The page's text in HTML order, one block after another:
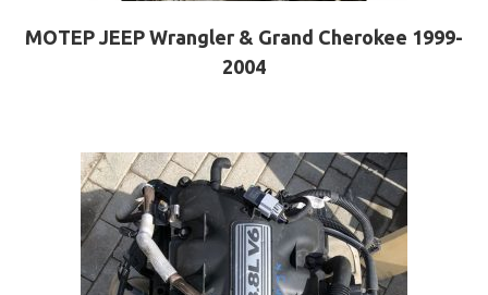
ΜΟΤΕΡ JEEP Wrangler & Grand Cherokee 1999-
2004